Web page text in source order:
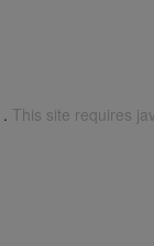
. This site requires